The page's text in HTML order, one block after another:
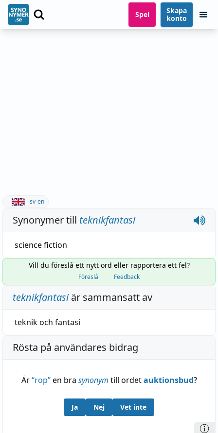
Spel
Skapa
konto
sv-en
Synonymer till teknikfantasi
science fiction
Vill du föreslå ett nytt ord eller rapportera ett fel?
Föreslå Feedback
teknikfantasiär sammansatt av
teknikoch fantasi
Rösta på användares bidrag
Är“rop”en bra synonym till ordetauktionsbud?
Ja Nej Vet inte